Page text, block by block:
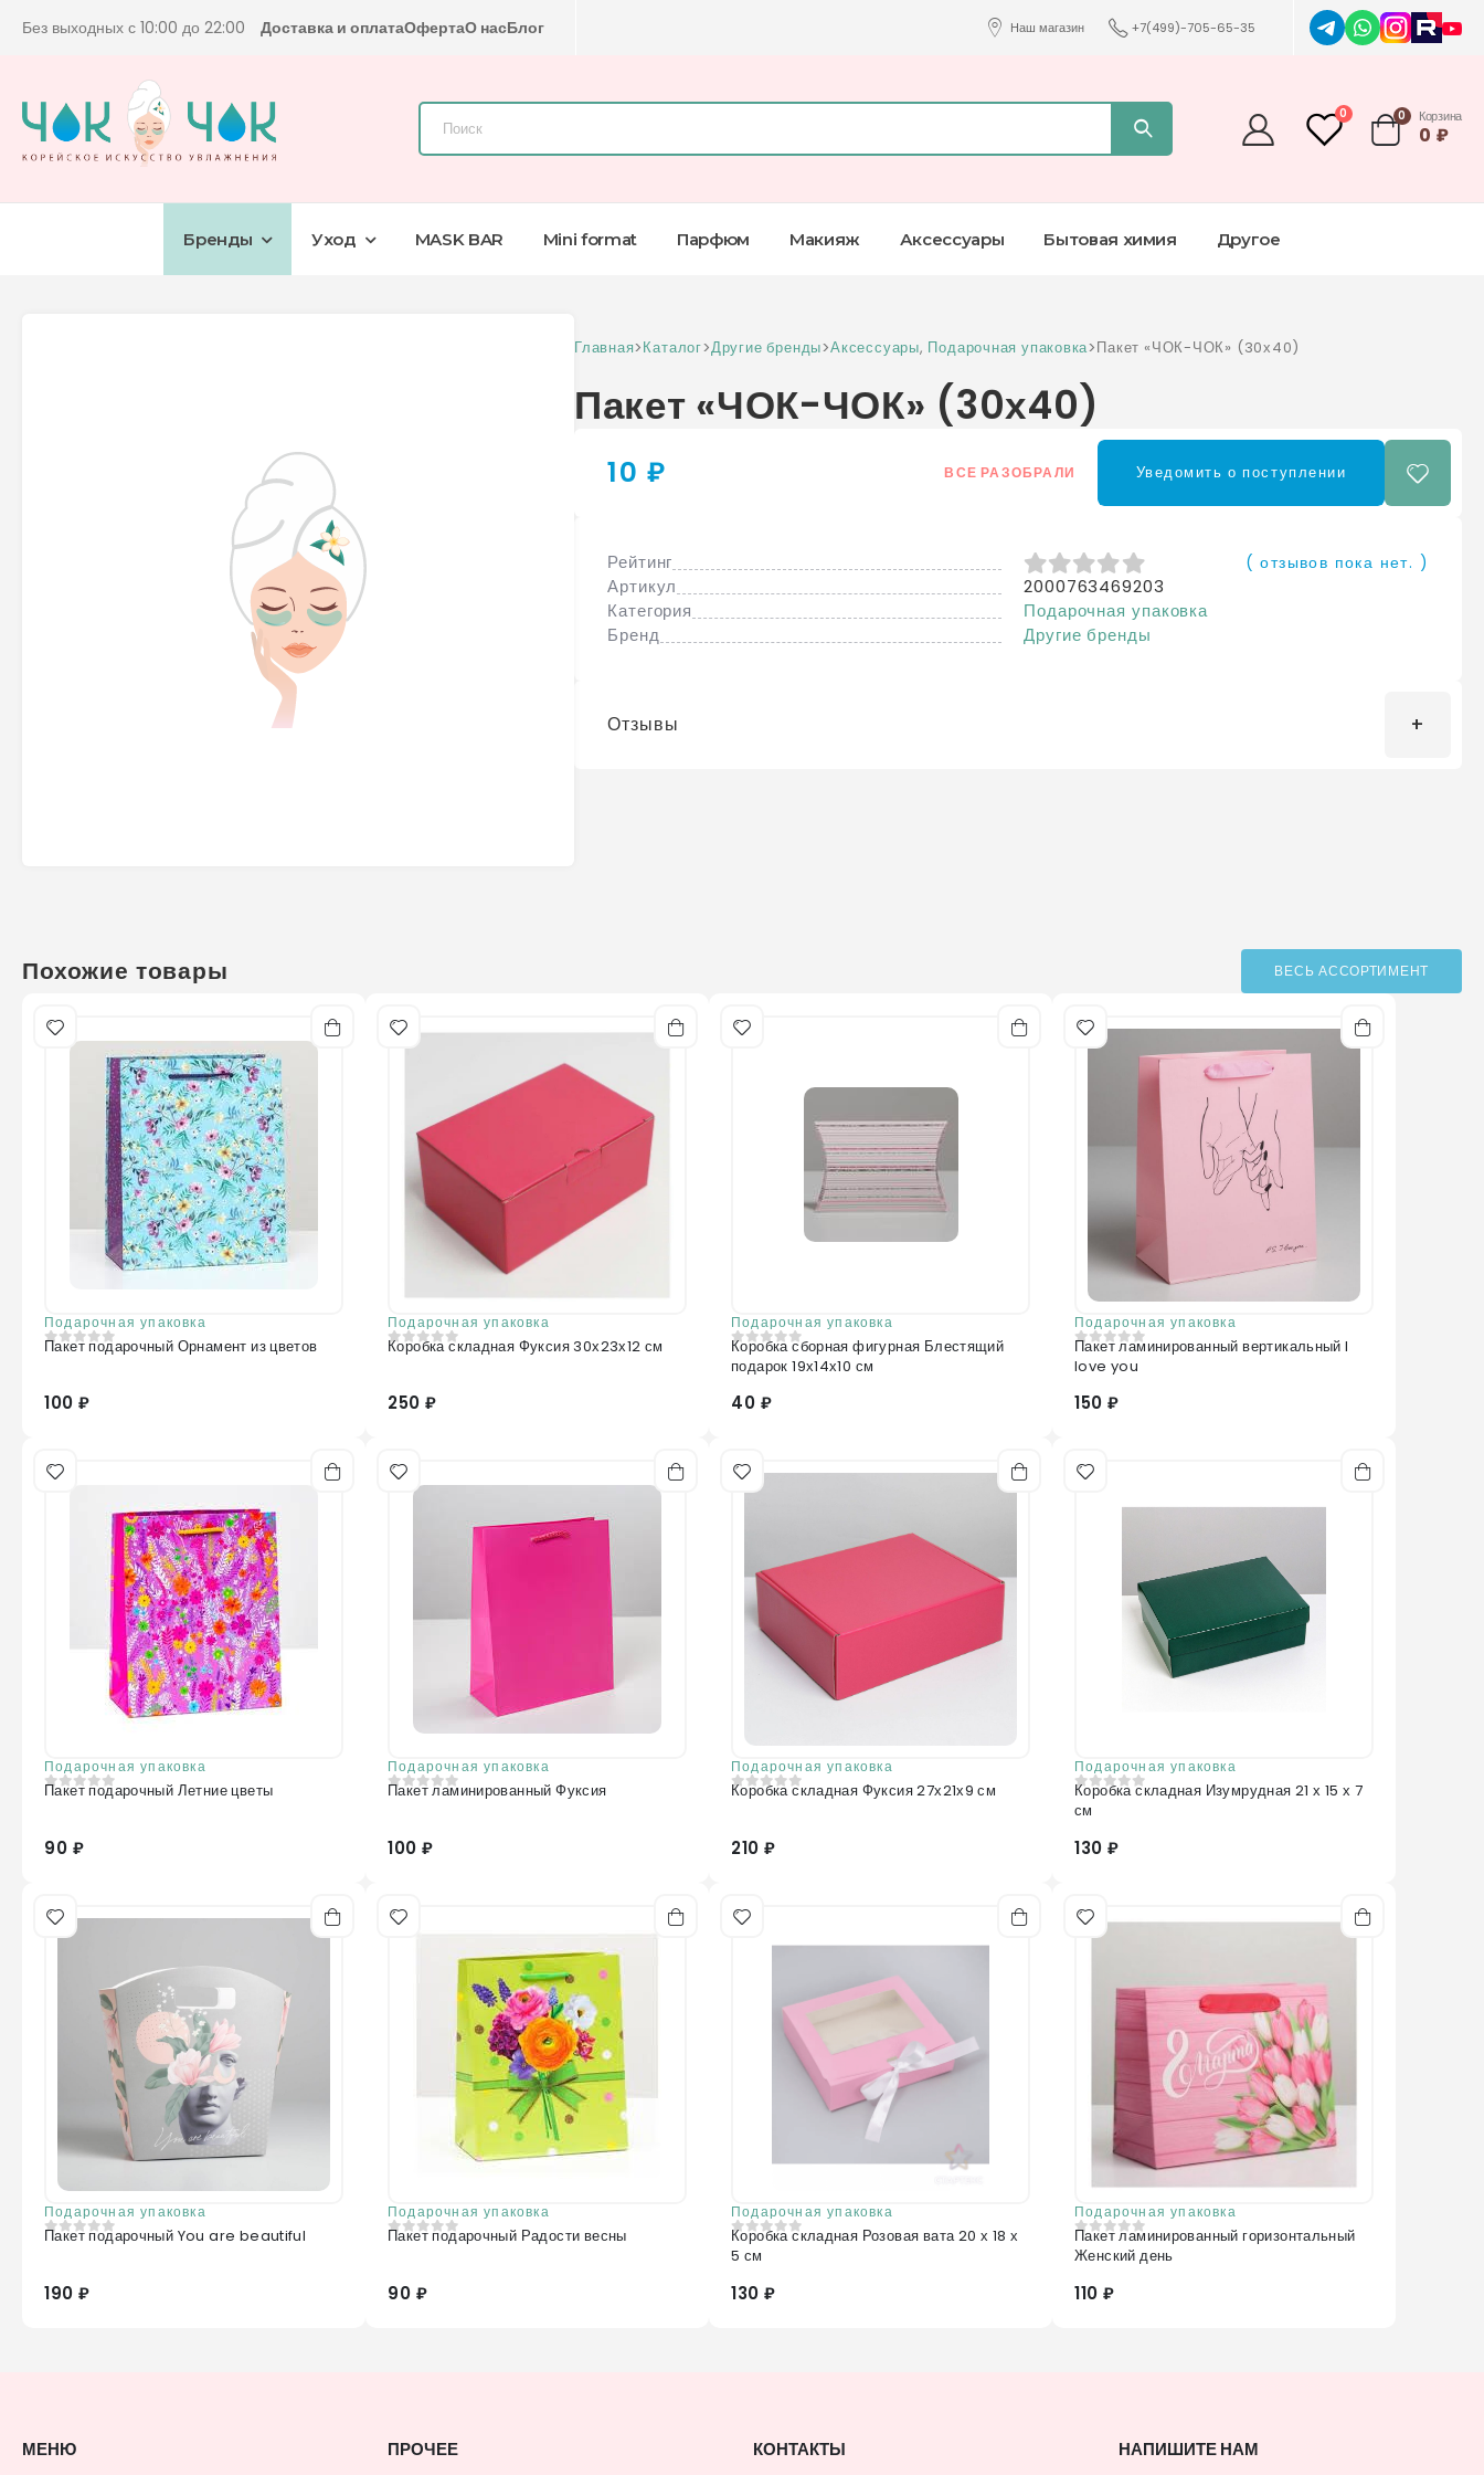
Без выходных с 10:00 до 22:00 Доставка и оплатаОфертаО насБлог Наш магазин +7(499)-705-65-35
0 0 Корзина
0 ₽
Бренды Уход MASK BAR Mini format Парфюм Макияж Аксессуары Бытовая химия Другое
Главная>Каталог>Другие бренды>Аксессуары, Подарочная упаковка>Пакет «ЧОК-ЧОК» (30х40)
Пакет «ЧОК-ЧОК» (30х40)
10 ₽ ВСЕ РАЗОБРАЛИ Уведомить о поступлении
Рейтинг
0из 5
( отзывов пока нет. )
Артикул
2000763469203
Категория
Подарочная упаковка
Бренд
Другие бренды
Отзывы
Отправить отзыв
Похожие товары ВЕСЬ АССОРТИМЕНТ
Подарочная упаковка
0из 5
Пакет подарочный Орнамент из цветов
100 ₽
Подарочная упаковка
0из 5
Коробка складная Фуксия 30х23х12 см
250 ₽
Подарочная упаковка
0из 5
Коробка сборная фигурная Блестящий
подарок 19х14х10 см
40 ₽
Подарочная упаковка
0из 5
Пакет ламинированный вертикальный I
love you
150 ₽
Подарочная упаковка
0из 5
Пакет подарочный Летние цветы
90 ₽
Подарочная упаковка
0из 5
Пакет ламинированный Фуксия
100 ₽
Подарочная упаковка
0из 5
Коробка складная Фуксия 27х21х9 см
210 ₽
Подарочная упаковка
0из 5
Коробка складная Изумрудная 21 х 15 х 7
см
130 ₽
Подарочная упаковка
0из 5
Пакет подарочный You are beautiful
190 ₽
Подарочная упаковка
0из 5
Пакет подарочный Радости весны
90 ₽
Подарочная упаковка
0из 5
Коробка складная Розовая вата 20 х 18 х
5 см
130 ₽
Подарочная упаковка
0из 5
Пакет ламинированный горизонтальный
Женский день
110 ₽
МЕНЮ ПРОЧЕЕ КОНТАКТЫ НАПИШИТЕ НАМ